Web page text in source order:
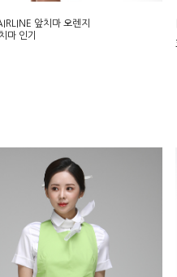
앞치마 오렌지
마 인기